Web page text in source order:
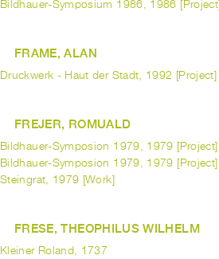
Bildhauer-Symposium 1986, 1986 [Project]
FRAME, ALAN
Druckwerk - Haut der Stadt, 1992 [Project]
FREJER, ROMUALD
Bildhauer-Symposion 1979, 1979 [Project]
Bildhauer-Symposion 1979, 1979 [Project]
Steingrat, 1979 [Work]
FRESE, THEOPHILUS WILHELM
Kleiner Roland, 1737